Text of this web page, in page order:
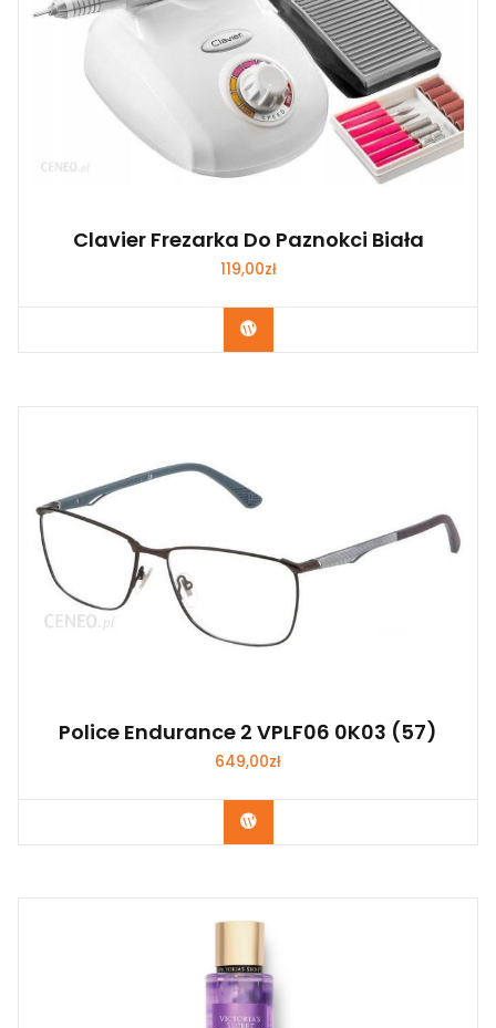
Clavier Frezarka Do Paznokci Biała
119,00zł
Zobacz
Police Endurance 2 VPLF06 0K03 (57)
649,00zł
Zobacz